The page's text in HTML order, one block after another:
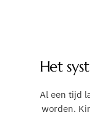
Het
Al een tijd
worden.